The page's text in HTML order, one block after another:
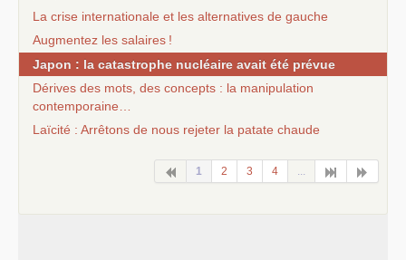
La crise internationale et les alternatives de gauche
Augmentez les salaires !
Japon : la catastrophe nucléaire avait été prévue
Dérives des mots, des concepts : la manipulation
contemporaine…
Laïcité : Arrêtons de nous rejeter la patate chaude
1 2 3 4